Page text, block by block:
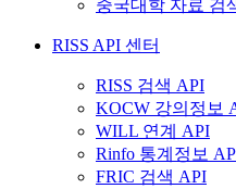
중국대학 자료 검
RISS API 센터
RISS 검색 API
KOCW 강의정보
WILL 연계 API
Rinfo 통계정보
FRIC 검색 API